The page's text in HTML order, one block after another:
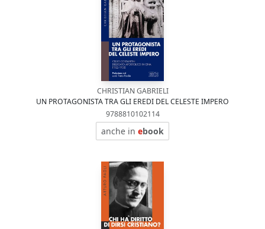
CHRISTIAN GABRIELI
UN PROTAGONISTA TRA GLI EREDI DEL CELESTE IMPERO
9788810102114
anche in ebook